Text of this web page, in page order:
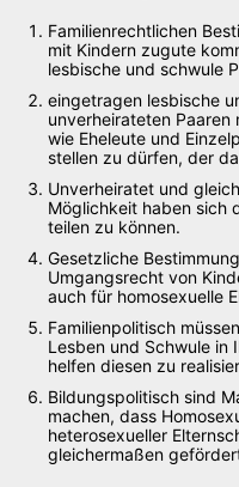
Familienrechtlichen
mit Kindern zugute
lesbische und schwule
eingetragen lesbische
unverheirateten
wie Eheleute und
stellen zu dürfen, der
Unverheiratet und
Möglichkeit haben sich
teilen zu können.
Gesetzliche
Umgangsrecht von
auch für homosexuelle
Familienpolitisch
Lesben und Schwule in
helfen diesen zu
Bildungspolitisch sind
machen, dass
heterosexueller
gleichermaßen